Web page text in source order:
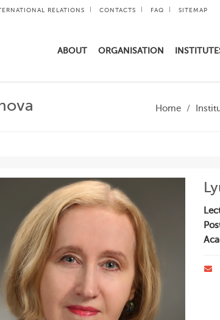
RELATIONS CONTACTS FAQ SITEMAP
ABOUT ORGANISATION
Home